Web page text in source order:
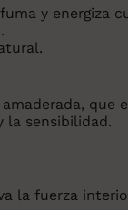
y
la sensibilidad.
la fuerza